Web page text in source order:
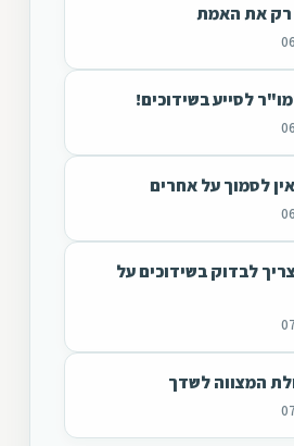
רק את האמת
לסייע בשידוכים!
אין לסמוך על אחרים
לבדוק בשידוכים על
המצווה לשדך